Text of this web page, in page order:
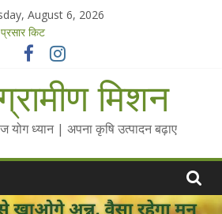
August 6, 2026
किट
@ 2025 for Sahaj Krishi Promotions
Or Abhiyaan - 2025-26
on Vibrated Water मिशन
योग ध्यान | अपना कृषि उत्पादन बढ़ाए